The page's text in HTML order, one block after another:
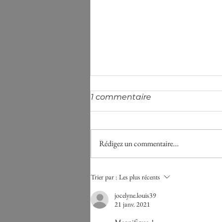
1 commentaire
Rédigez un commentaire...
Trier par : Les plus récents
jocelyne.louis39
21 janv. 2021